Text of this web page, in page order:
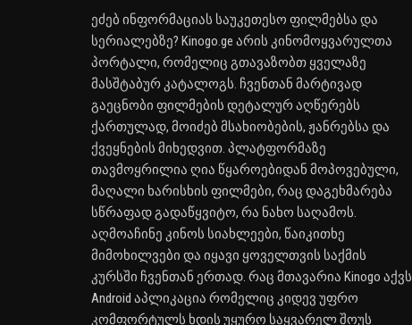
ეძებ ინფორმაციას საუკეთესო ფილმებსა და
სერიალებზე? Kinogo.ge არის კინომოყვარულთა
პორტალი, რომელიც გთავაზობთ ყველაზე
მასშტაბურ კატალოგს. ჩვენთან მარტივად
გაეცნობი ფილმების დეტალურ აღწერებს
ქართულად, მოიძებ მსახიობების, ჟანრებსა და
ქვეყნების მიხედვით. პლატფორმაზე
თავმოყრილია ღია წყაროებიდან მოპოვებული,
მაღალი ხარისხის ფილმები, რაც დაგეხმარება
სწრაფად გადაწყვიტო, რა ნახო საღამოს.
აღმოაჩინე კინოს სიახლეები, წაიკითხე
მიმოხილვები და იყავი ყოველთვის საქმის
კურსში ჩვენთან ერთად. რაც მთავარია Kinogo აქვს
Android აპლიკაცია რომელიც კიდევ უფრო
კომფორტულს ხდის უყურო საყვარელ შოუს